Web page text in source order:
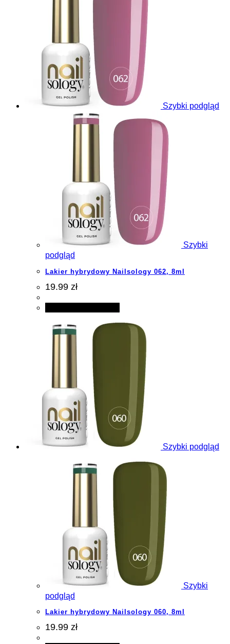
Szybki podgląd
Szybki
podgląd
Lakier hybrydowy Nailsology 062, 8ml
19.99 zł
Szybki podgląd
Szybki
podgląd
Lakier hybrydowy Nailsology 060, 8ml
19.99 zł